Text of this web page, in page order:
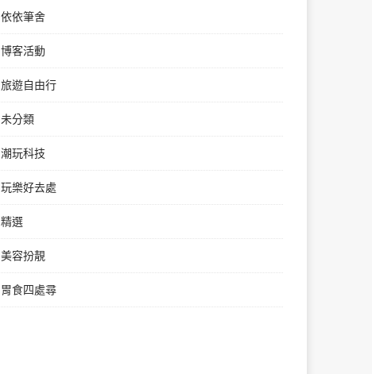
依依筆舍
博客活動
旅遊自由行
未分類
潮玩科技
玩樂好去處
精選
美容扮靚
胃食四處尋